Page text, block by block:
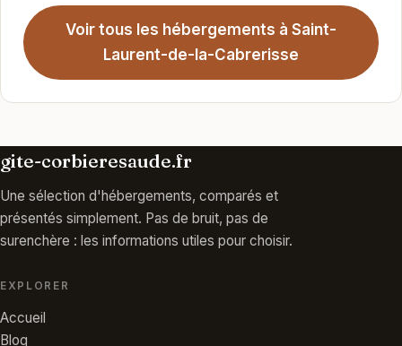
Voir tous les hébergements à Saint-
Laurent-de-la-Cabrerisse
gite-corbieresaude.fr
Une sélection d'hébergements, comparés et
présentés simplement. Pas de bruit, pas de
surenchère : les informations utiles pour choisir.
EXPLORER
Accueil
Blog